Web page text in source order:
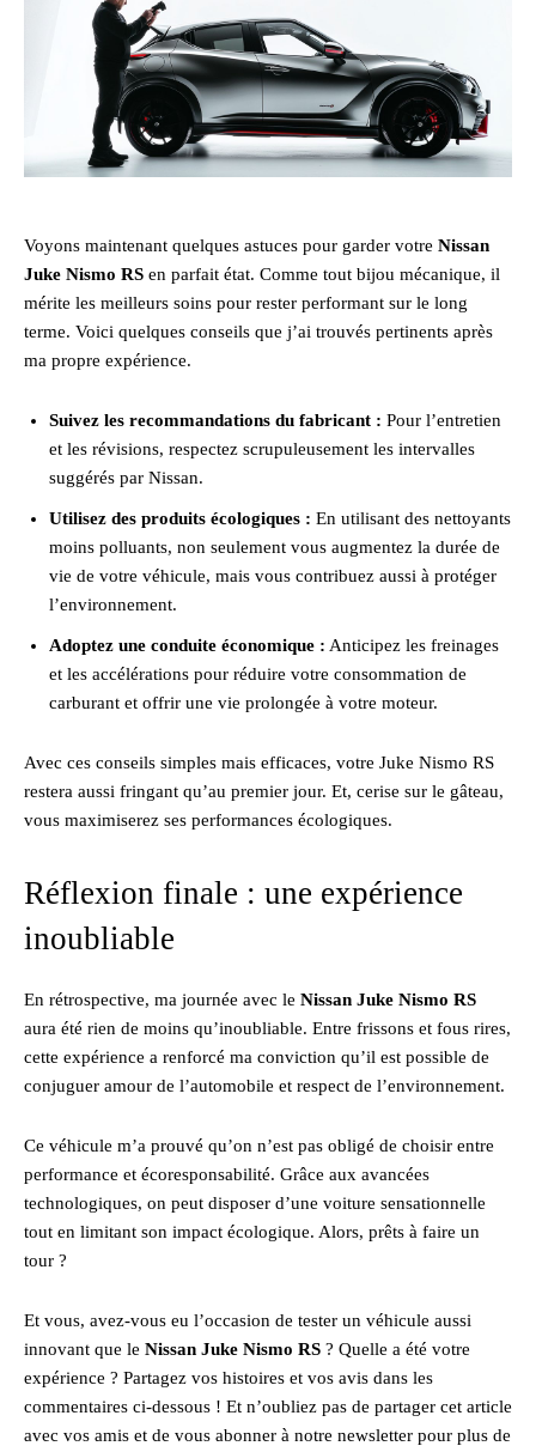
Voyons maintenant quelques astuces pour garder votre Nissan
Juke Nismo RS en parfait état. Comme tout bijou mécanique, il
mérite les meilleurs soins pour rester performant sur le long
terme. Voici quelques conseils que j’ai trouvés pertinents après
ma propre expérience.
Suivez les recommandations du fabricant : Pour l’entretien
et les révisions, respectez scrupuleusement les intervalles
suggérés par Nissan.
Utilisez des produits écologiques : En utilisant des nettoyants
moins polluants, non seulement vous augmentez la durée de
vie de votre véhicule, mais vous contribuez aussi à protéger
l’environnement.
Adoptez une conduite économique : Anticipez les freinages
et les accélérations pour réduire votre consommation de
carburant et offrir une vie prolongée à votre moteur.
Avec ces conseils simples mais efficaces, votre Juke Nismo RS
restera aussi fringant qu’au premier jour. Et, cerise sur le gâteau,
vous maximiserez ses performances écologiques.
Réflexion finale : une expérience
inoubliable
En rétrospective, ma journée avec le Nissan Juke Nismo RS
aura été rien de moins qu’inoubliable. Entre frissons et fous rires,
cette expérience a renforcé ma conviction qu’il est possible de
conjuguer amour de l’automobile et respect de l’environnement.
Ce véhicule m’a prouvé qu’on n’est pas obligé de choisir entre
performance et écoresponsabilité. Grâce aux avancées
technologiques, on peut disposer d’une voiture sensationnelle
tout en limitant son impact écologique. Alors, prêts à faire un
tour ?
Et vous, avez-vous eu l’occasion de tester un véhicule aussi
innovant que le Nissan Juke Nismo RS ? Quelle a été votre
expérience ? Partagez vos histoires et vos avis dans les
commentaires ci-dessous ! Et n’oubliez pas de partager cet article
avec vos amis et de vous abonner à notre newsletter pour plus de